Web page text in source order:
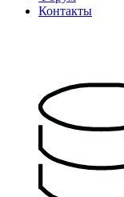
Контакты